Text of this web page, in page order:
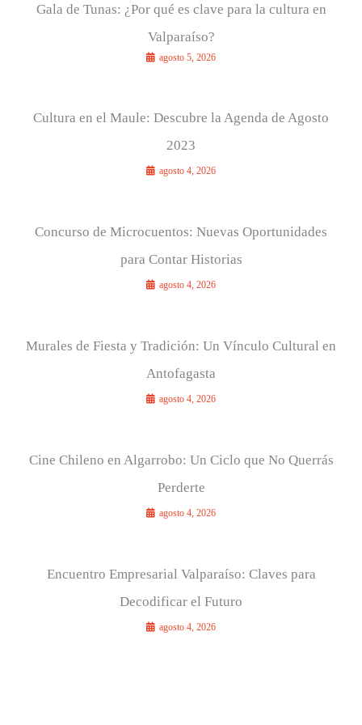
Gala de Tunas: ¿Por qué es clave para la cultura en
Valparaíso?
agosto 5, 2026
Cultura en el Maule: Descubre la Agenda de Agosto
2023
agosto 4, 2026
Concurso de Microcuentos: Nuevas Oportunidades
para Contar Historias
agosto 4, 2026
Murales de Fiesta y Tradición: Un Vínculo Cultural en
Antofagasta
agosto 4, 2026
Cine Chileno en Algarrobo: Un Ciclo que No Querrás
Perderte
agosto 4, 2026
Encuentro Empresarial Valparaíso: Claves para
Decodificar el Futuro
agosto 4, 2026